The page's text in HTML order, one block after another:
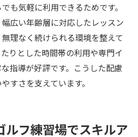
も気軽に利用できるためです。
広い年齢層に対応したレッスン
理なく続けられる環境を整えて
りとした時間帯の利用や専門イ
指導が好評です。こうした配慮
すさを支えています。
ルフ練習場でスキルア